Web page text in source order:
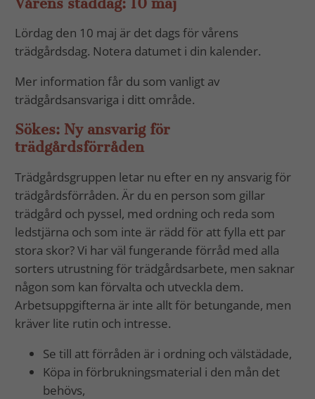
Lördag den 10 maj är det dags för vårens
trädgårdsdag. Notera datumet i din kalender.
Mer information får du som vanligt av
trädgårdsansvariga i ditt område.
Sökes: Ny ansvarig för
trädgårdsförråden
Trädgårdsgruppen letar nu efter en ny ansvarig för
trädgårdsförråden. Är du en person som gillar
trädgård och pyssel, med ordning och reda som
ledstjärna och som inte är rädd för att fylla ett par
stora skor? Vi har väl fungerande förråd med alla
sorters utrustning för trädgårdsarbete, men saknar
någon som kan förvalta och utveckla dem.
Arbetsuppgifterna är inte allt för betungande, men
kräver lite rutin och intresse.
Se till att förråden är i ordning och välstädade,
Köpa in förbrukningsmaterial i den mån det
behövs,